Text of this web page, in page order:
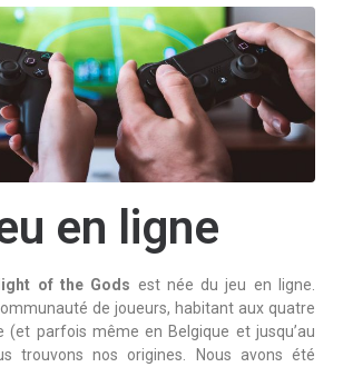
en ligne
of the Gods est née du jeu en ligne.
de joueurs, habitant aux quatre
(et parfois même en Belgique et jusqu’au
trouvons nos origines. Nous avons été